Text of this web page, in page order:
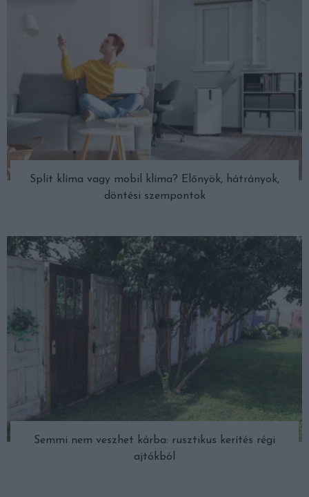
Split klíma vagy mobil klíma? Előnyök, hátrányok,
döntési szempontok
Semmi nem veszhet kárba: rusztikus kerítés régi
ajtókból